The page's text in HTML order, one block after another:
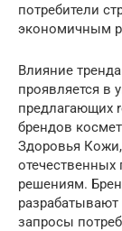
потребители
экономичным
Влияние
проявляется в
предлагающих
брендов
Здоровья
решениям.
запросы